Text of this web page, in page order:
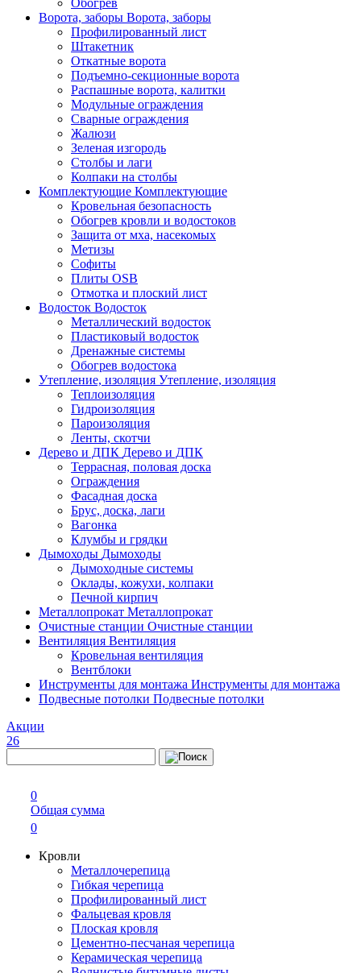
Обогрев
Ворота, заборы Ворота, заборы
Профилированный лист
Штакетник
Откатные ворота
Подъемно-секционные ворота
Распашные ворота, калитки
Модульные ограждения
Сварные ограждения
Жалюзи
Зеленая изгородь
Столбы и лаги
Колпаки на столбы
Комплектующие Комплектующие
Кровельная безопасность
Обогрев кровли и водостоков
Защита от мха, насекомых
Метизы
Софиты
Плиты OSB
Отмотка и плоский лист
Водосток Водосток
Металлический водосток
Пластиковый водосток
Дренажные системы
Обогрев водостока
Утепление, изоляция Утепление, изоляция
Теплоизоляция
Гидроизоляция
Пароизоляция
Ленты, скотчи
Дерево и ДПК Дерево и ДПК
Террасная, половая доска
Ограждения
Фасадная доска
Брус, доска, лаги
Вагонка
Клумбы и грядки
Дымоходы Дымоходы
Дымоходные системы
Оклады, кожухи, колпаки
Печной кирпич
Металлопрокат Металлопрокат
Очистные станции Очистные станции
Вентиляция Вентиляция
Кровельная вентиляция
Вентблоки
Инструменты для монтажа Инструменты для монтажа
Подвесные потолки Подвесные потолки
Акции
26
0
Общая сумма
0
Кровли
Металлочерепица
Гибкая черепица
Профилированный лист
Фальцевая кровля
Плоская кровля
Цементно-песчаная черепица
Керамическая черепица